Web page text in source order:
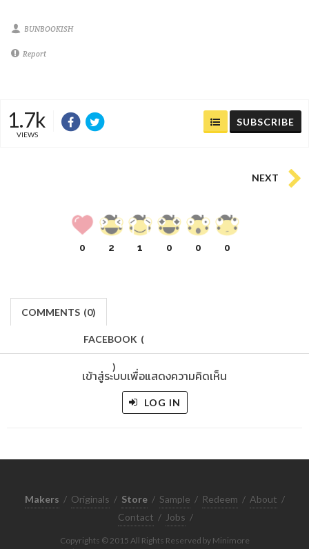
BUNBOOKISH
Report
1.7k
VIEWS
SUBSCRIBE
NEXT
0 2 1 0 0 0
COMMENTS (0)
FACEBOOK (
)
เข้าสู่ระบบเพื่อแสดงความคิดเห็น
LOG IN
Makers / Originals / Store / Sample / Redeem / About /
Contact / Jobs /
Copyrights © 2015 All Rights Reserved by Minimore